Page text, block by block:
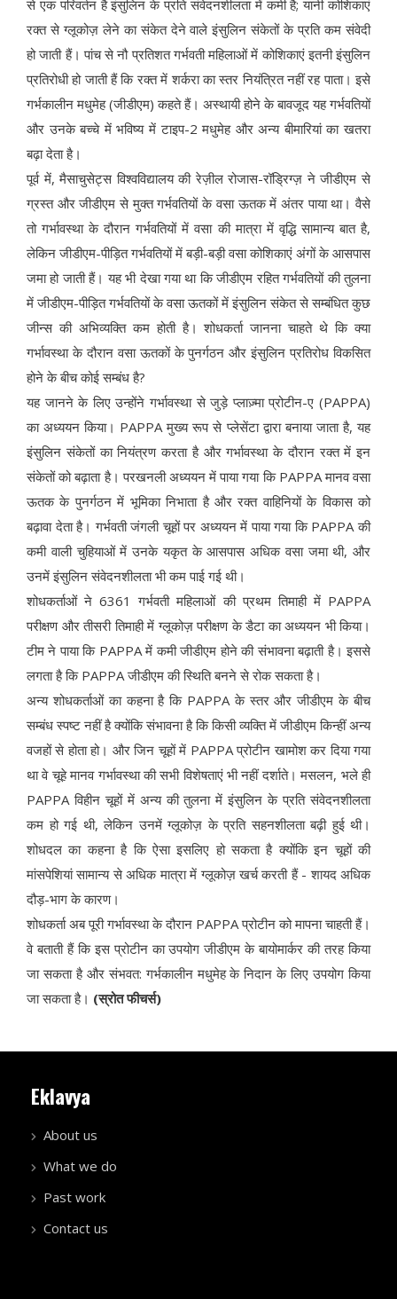
से एक परिवर्तन है इंसुलिन के प्रति संवेदनशीलता में कमी है; यानी कोशिकाएं
रक्त से ग्लूकोज़ लेने का संकेत देने वाले इंसुलिन संकेतों के प्रति कम संवेदी
हो जाती हैं। पांच से नौ प्रतिशत गर्भवती महिलाओं में कोशिकाएं इतनी इंसुलिन
प्रतिरोधी हो जाती हैं कि रक्त में शर्करा का स्तर नियंत्रित नहीं रह पाता। इसे
गर्भकालीन मधुमेह (जीडीएम) कहते हैं। अस्थायी होने के बावजूद यह गर्भवतियों
और उनके बच्चे में भविष्य में टाइप-2 मधुमेह और अन्य बीमारियां का खतरा
बढ़ा देता है।
पूर्व में, मैसाचुसेट्स विश्वविद्यालय की रेज़ील रोजास-रॉड्रिग्ज़ ने जीडीएम से
ग्रस्त और जीडीएम से मुक्त गर्भवतियों के वसा ऊतक में अंतर पाया था। वैसे
तो गर्भावस्था के दौरान गर्भवतियों में वसा की मात्रा में वृद्धि सामान्य बात है,
लेकिन जीडीएम-पीड़ित गर्भवतियों में बड़ी-बड़ी वसा कोशिकाएं अंगों के आसपास
जमा हो जाती हैं। यह भी देखा गया था कि जीडीएम रहित गर्भवतियों की तुलना
में जीडीएम-पीड़ित गर्भवतियों के वसा ऊतकों में इंसुलिन संकेत से सम्बंधित कुछ
जीन्स की अभिव्यक्ति कम होती है। शोधकर्ता जानना चाहते थे कि क्या
गर्भावस्था के दौरान वसा ऊतकों के पुनर्गठन और इंसुलिन प्रतिरोध विकसित
होने के बीच कोई सम्बंध है?
यह जानने के लिए उन्होंने गर्भावस्था से जुड़े प्लाज़्मा प्रोटीन-ए (PAPPA)
का अध्ययन किया। PAPPA मुख्य रूप से प्लेसेंटा द्वारा बनाया जाता है, यह
इंसुलिन संकेतों का नियंत्रण करता है और गर्भावस्था के दौरान रक्त में इन
संकेतों को बढ़ाता है। परखनली अध्ययन में पाया गया कि PAPPA मानव वसा
ऊतक के पुनर्गठन में भूमिका निभाता है और रक्त वाहिनियों के विकास को
बढ़ावा देता है। गर्भवती जंगली चूहों पर अध्ययन में पाया गया कि PAPPA की
कमी वाली चुहियाओं में उनके यकृत के आसपास अधिक वसा जमा थी, और
उनमें इंसुलिन संवेदनशीलता भी कम पाई गई थी।
शोधकर्ताओं ने 6361 गर्भवती महिलाओं की प्रथम तिमाही में PAPPA
परीक्षण और तीसरी तिमाही में ग्लूकोज़ परीक्षण के डैटा का अध्ययन भी किया।
टीम ने पाया कि PAPPA में कमी जीडीएम होने की संभावना बढ़ाती है। इससे
लगता है कि PAPPA जीडीएम की स्थिति बनने से रोक सकता है।
अन्य शोधकर्ताओं का कहना है कि PAPPA के स्तर और जीडीएम के बीच
सम्बंध स्पष्ट नहीं है क्योंकि संभावना है कि किसी व्यक्ति में जीडीएम किन्हीं अन्य
वजहों से होता हो। और जिन चूहों में PAPPA प्रोटीन खामोश कर दिया गया
था वे चूहे मानव गर्भावस्था की सभी विशेषताएं भी नहीं दर्शाते। मसलन, भले ही
PAPPA विहीन चूहों में अन्य की तुलना में इंसुलिन के प्रति संवेदनशीलता
कम हो गई थी, लेकिन उनमें ग्लूकोज़ के प्रति सहनशीलता बढ़ी हुई थी।
शोधदल का कहना है कि ऐसा इसलिए हो सकता है क्योंकि इन चूहों की
मांसपेशियां सामान्य से अधिक मात्रा में ग्लूकोज़ खर्च करती हैं - शायद अधिक
दौड़-भाग के कारण।
शोधकर्ता अब पूरी गर्भावस्था के दौरान PAPPA प्रोटीन को मापना चाहती हैं।
वे बताती हैं कि इस प्रोटीन का उपयोग जीडीएम के बायोमार्कर की तरह किया
जा सकता है और संभवत: गर्भकालीन मधुमेह के निदान के लिए उपयोग किया
जा सकता है। (स्रोत फीचर्स)
Eklavya
About us
What we do
Past work
Contact us